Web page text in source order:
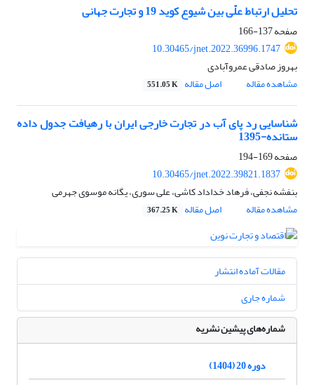
تحلیل ارتباط علّی بین شیوع کوید 19 و تجارت جهانی
صفحه137-166
10.30465/jnet.2022.36996.1747
بهروز صادقی عمروآبادی
مشاهده مقاله
اصل مقاله 551.05 K
شناسایی رد پای آب در تجارت خارجی ایران با رهیافت جدول داده
ستانده-1395
صفحه169-194
10.30465/jnet.2022.39821.1837
بنفشه نجفی، فرهاد خداداد کاشی، علی سوری، یگانه موسوی جهرمی
مشاهده مقاله
اصل مقاله 367.25 K
مقالات آماده انتشار
شماره جاری
شماره‌های پیشین نشریه
دوره 20 (1404)